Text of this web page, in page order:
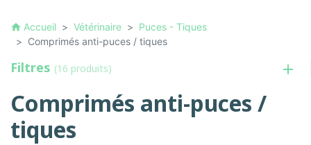
home Accueil Vétérinaire
Puces - Tiques
Comprimés anti-puces / tiques
Filtres (16 produits)
Comprimés anti-puces /
tiques